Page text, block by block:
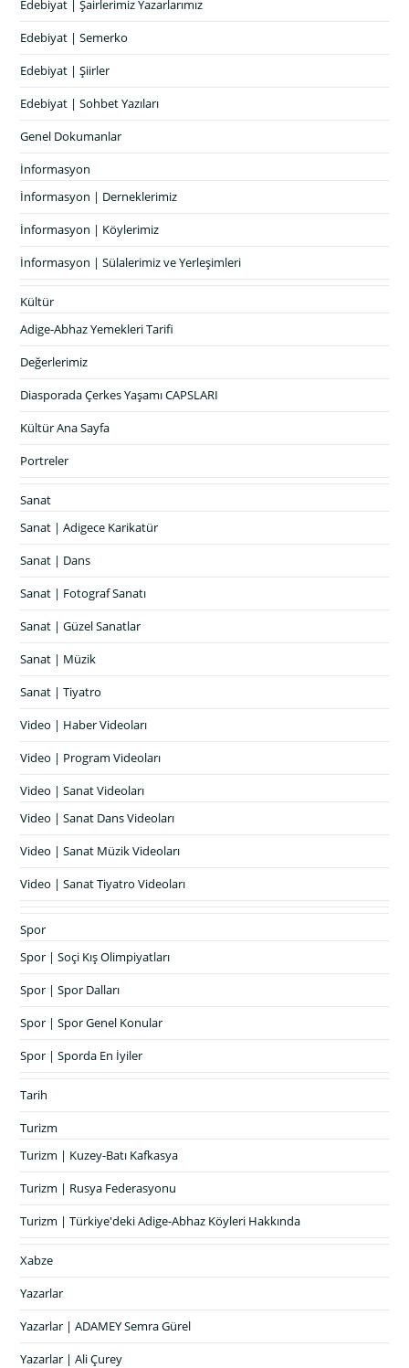
Edebiyat | Şairlerimiz Yazarlarımız
Edebiyat | Semerko
Edebiyat | Şiirler
Edebiyat | Sohbet Yazıları
Genel Dokumanlar
İnformasyon
İnformasyon | Derneklerimiz
İnformasyon | Köylerimiz
İnformasyon | Sülalerimiz ve Yerleşimleri
Kültür
Adige-Abhaz Yemekleri Tarifi
Değerlerimiz
Diasporada Çerkes Yaşamı CAPSLARI
Kültür Ana Sayfa
Portreler
Sanat
Sanat | Adigece Karikatür
Sanat | Dans
Sanat | Fotograf Sanatı
Sanat | Güzel Sanatlar
Sanat | Müzik
Sanat | Tiyatro
Video | Haber Videoları
Video | Program Videoları
Video | Sanat Videoları
Video | Sanat Dans Videoları
Video | Sanat Müzik Videoları
Video | Sanat Tiyatro Videoları
Spor
Spor | Soçi Kış Olimpiyatları
Spor | Spor Dalları
Spor | Spor Genel Konular
Spor | Sporda En İyiler
Tarih
Turizm
Turizm | Kuzey-Batı Kafkasya
Turizm | Rusya Federasyonu
Turizm | Türkiye'deki Adige-Abhaz Köyleri Hakkında
Xabze
Yazarlar
Yazarlar | ADAMEY Semra Gürel
Yazarlar | Ali Çurey